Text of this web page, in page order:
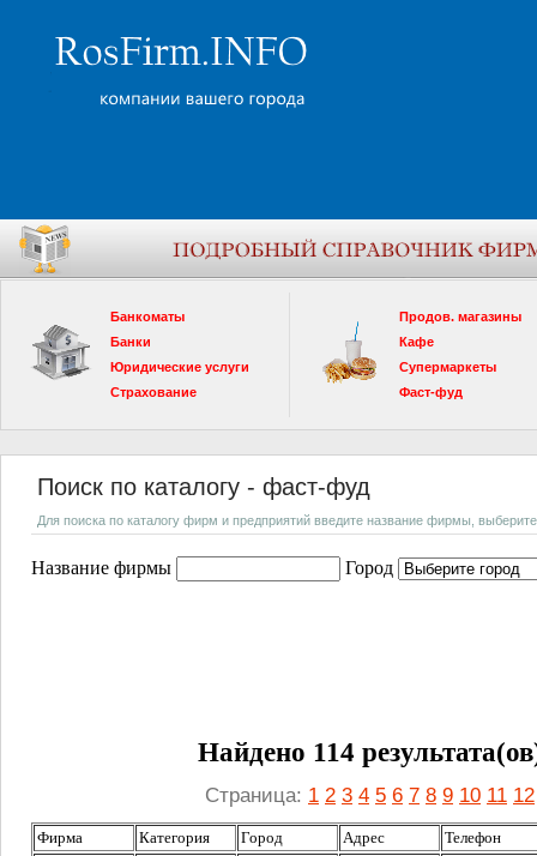
Банкоматы
Банки
Юридические услуги
Страхование
Продов. магазины
Кафе
Супермаркеты
Фаст-фуд
Поиск по каталогу - фаст-фуд
Для поиска по каталогу фирм и предприятий введите название фирмы, выберите
Название фирмы Город
Найдено 114
Страница: 1 2 3 4 5 6 7 8 9 10 11 12
Фирма Категория Город Адрес Телефон